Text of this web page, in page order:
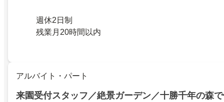
週休2日制
残業月20時間以内
アルバイト・パート
来園受付スタッフ／絶景ガーデン／十勝千年の森